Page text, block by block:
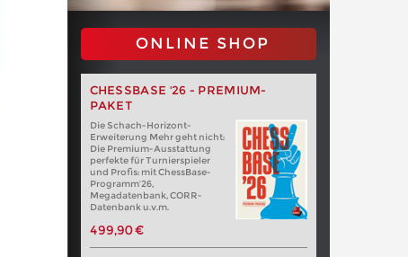
ONLINE SHOP
CHESSBASE '26 - PREMIUM-
PAKET
Die Schach-Horizont-
Erweiterung Mehr geht nicht:
Die Premium-Ausstattung
perfekte für Turnierspieler
und Profis: mit ChessBase-
Programm’26,
Megadatenbank, CORR-
Datenbank u.v.m.
499,90 €